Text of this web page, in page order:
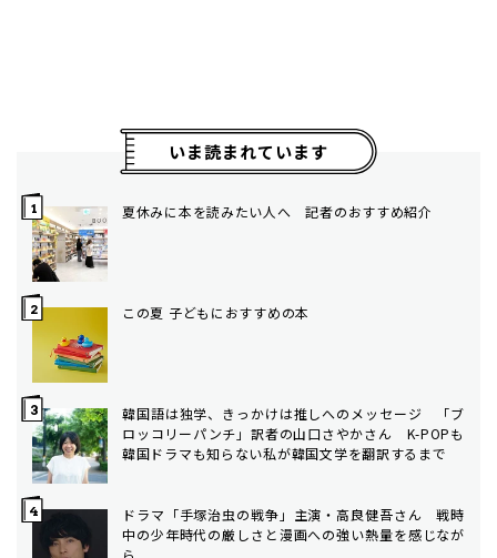
いま読まれています
夏休みに本を読みたい人へ 記者のおすすめ紹介
この夏 子どもにおすすめの本
韓国語は独学、きっかけは推しへのメッセージ 「ブ
ロッコリーパンチ」訳者の山口さやかさん K-POPも
韓国ドラマも知らない私が韓国文学を翻訳するまで
ドラマ「手塚治虫の戦争」主演・高良健吾さん 戦時
中の少年時代の厳しさと漫画への強い熱量を感じなが
ら